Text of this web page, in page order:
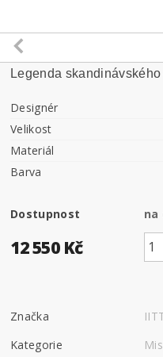
Legenda
Designér
Velikost
Materiál
Barva
Dostupnost na
12 550 Kč
Značka
Kategorie